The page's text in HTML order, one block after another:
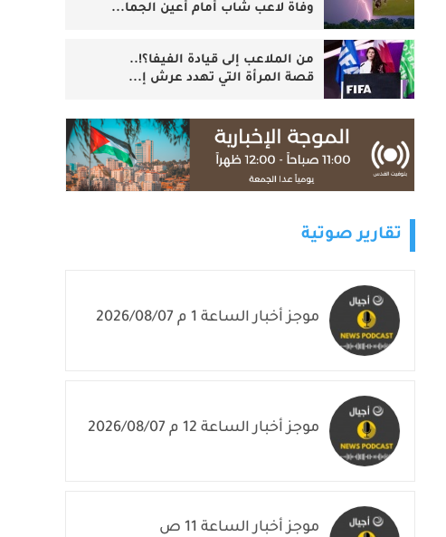
وفاة لاعب شاب أمام أعين الجما...
من الملاعب إلى قيادة الفيفا؟!..
قصة المرأة التي تهدد عرش إ...
تقارير صوتية
موجز أخبار الساعة 1 م 2026/08/07
موجز أخبار الساعة 12 م 2026/08/07
موجز أخبار الساعة 11 ص